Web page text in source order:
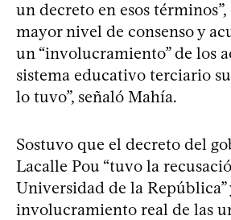
un decreto en esos
mayor nivel de consenso y
un “involucramiento” de los
sistema educativo terciario
lo tuvo”, señaló Mahía.
Sostuvo que el decreto del
Lacalle Pou “tuvo la
Universidad de la República”
involucramiento real de las